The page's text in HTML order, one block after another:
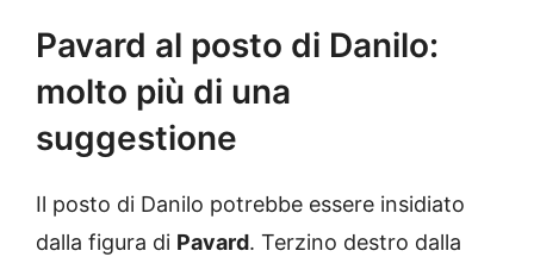
Pavard al posto di Danilo:
molto più di una
suggestione
Il posto di Danilo potrebbe essere insidiato
dalla figura di Pavard. Terzino destro dalla